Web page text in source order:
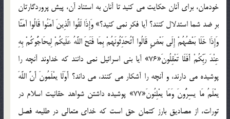
خودمان، براي آنان حکايت مي کنيد تا آنان به استناد آن، پيش پروردگارتان
بر ضد شما استدلال کنند؟ آيا فکر نمي کنيد؟» وَإِذَا لَقُوا الَّذِينَ آمَنُوا قَالُوا آمَنَّا
وَإِذَا خَلَا بَعْضُهُمْ إِلَى بَعْضٍ قَالُوا أَتُحَدِّثُونَهُمْ بِمَا فَتَحَ اللَّهُ عَلَيكُمْ لِيحَاجُّوكُمْ بِهِ
عِنْدَ رَبِّكُمْ أَفَلَا تَعْقِلُونَ«76» آيا بني اسرائيل نمي دانند که خداوند آنچه را
پوشيده مي دارند، و آنچه را آشکار مي کنند، مي داند؟ أَوَلَا يعْلَمُونَ أَنَّ اللَّهَ
يعْلَمُ مَا يسِرُّونَ وَمَا يعْلِنُونَ«77» پوشيده داشتن شواهد حقانيت اسلام در
تورات، از مصاديق بارز کتمان حق است که خداي متعالي در طليعه فصل